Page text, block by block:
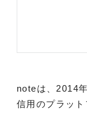
noteは、2014
信用のプラット